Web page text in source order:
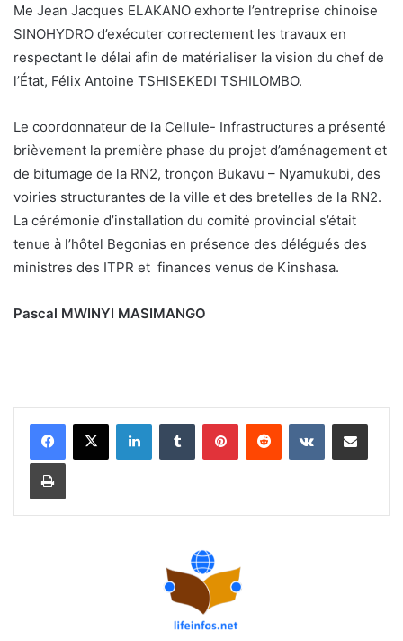
Me Jean Jacques ELAKANO exhorte l’entreprise chinoise
SINOHYDRO d’exécuter correctement les travaux en
respectant le délai afin de matérialiser la vision du chef de
l’État, Félix Antoine TSHISEKEDI TSHILOMBO.
Le coordonnateur de la Cellule- Infrastructures a présenté
brièvement la première phase du projet d’aménagement et
de bitumage de la RN2, tronçon Bukavu – Nyamukubi, des
voiries structurantes de la ville et des bretelles de la RN2.
La cérémonie d’installation du comité provincial s’était
tenue à l’hôtel Begonias en présence des délégués des
ministres des ITPR et finances venus de Kinshasa.
Pascal MWINYI MASIMANGO